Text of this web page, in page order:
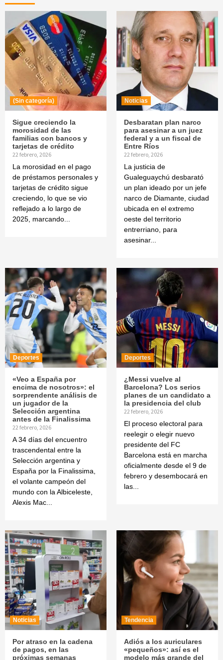
(Sin categoría)
Sigue creciendo la
morosidad de las
familias con bancos y
tarjetas de crédito
22 febrero, 2026
La morosidad en el pago
de préstamos personales y
tarjetas de crédito sigue
creciendo, lo que se vio
reflejado a lo largo de
2025, marcando...
Noticias
Desbaratan plan narco
para asesinar a un juez
federal y a un fiscal de
Entre Ríos
22 febrero, 2026
La justicia de
Gualeguaychú desbarató
un plan ideado por un jefe
narco de Diamante, ciudad
ubicada en el extremo
oeste del territorio
entrerriano, para
asesinar...
Deportes
«Veo a España por
encima de nosotros»: el
sorprendente análisis de
un jugador de la
Selección argentina
antes de la Finalissima
22 febrero, 2026
A 34 días del encuentro
trascendental entre la
Selección argentina y
España por la Finalissima,
el volante campeón del
mundo con la Albiceleste,
Alexis Mac...
Deportes
¿Messi vuelve al
Barcelona? Los serios
planes de un candidato a
la presidencia del club
22 febrero, 2026
El proceso electoral para
reelegir o elegir nuevo
presidente del FC
Barcelona está en marcha
oficialmente desde el 9 de
febrero y desembocará en
las...
Noticias
Por atraso en la cadena
de pagos, en las
próximas semanas
Tendencia
Adiós a los auriculares
«pequeños»: así es el
modelo más grande del